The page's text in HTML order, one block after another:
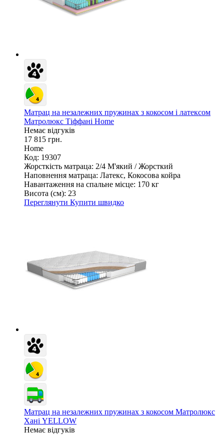
Матрац на незалежних пружинах з кокосом і латексом
Матролюкс Тіффані Home
Немає відгуків
17 815 грн.
Home
Код: 19307
Жорсткість матраца: 2/4 М'який / Жорсткий
Наповнення матраца: Латекс, Кокосова койра
Навантаження на спальне місце: 170 кг
Висота (см): 23
Переглянути Купити швидко
Матрац на незалежних пружинах з кокосом Матролюкс
Хані YELLOW
Немає відгуків